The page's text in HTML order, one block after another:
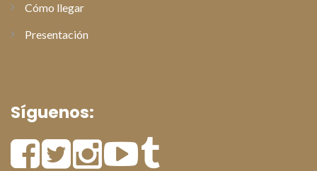
Cómo llegar
Presentación
Síguenos: